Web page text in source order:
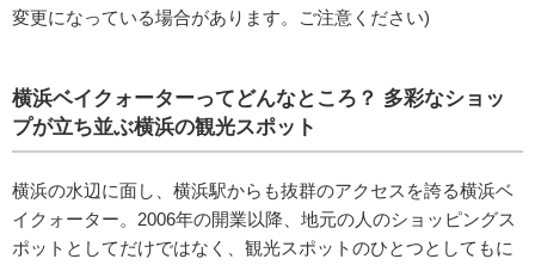
変更になっている場合があります。ご注意ください)
横浜ベイクォーターってどんなところ？ 多彩なショッ
プが立ち並ぶ横浜の観光スポット
横浜の水辺に面し、横浜駅からも抜群のアクセスを誇る横浜ベ
イクォーター。2006年の開業以降、地元の人のショッピングス
ポットとしてだけではなく、観光スポットのひとつとしてもに